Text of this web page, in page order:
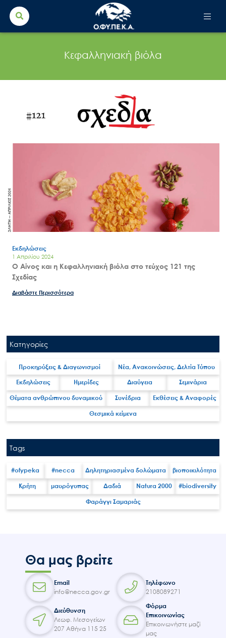
Search
for:
Άξονες δράσης
Μ.Δ.Π.Π.
Έργα
Εισιτήρια
Επικοινωνία
Κεφαλληνιακή βιόλα
Εκδηλώσεις
1 Απριλίου 2024
Ο Αίνος και η Κεφαλληνιακή βιόλα στο τεύχος 121 της
Σχεδίας
Διαβάστε Περισσότερα
Κατηγορίες
Προκηρύξεις & Διαγωνισμοί Νέα, Ανακοινώσεις, Δελτία Τύπου
Εκδηλώσεις Ημερίδες Διαύγεια Σεμινάρια
Θέματα ανθρώπινου δυναμικού Συνέδρια Εκθέσεις & Αναφορές
Θεσμικά κείμενα
Tags
#ofypeka #necca Δηλητηριασμένα δολώματα βιοποικιλότητα
Κρήτη μαυρόγυπας Δαδιά Natura 2000 #biodiversity
Φαράγγι Σαμαριάς
Θα μας βρείτε
Email
info@necca.gov.gr
Τηλέφωνο
2108089271
Διεύθυνση
Λεωφ. Μεσογείων
207 Αθήνα 115 25
Φόρμα
Επικοινωνίας
Επικοινωνήστε μαζί
μας